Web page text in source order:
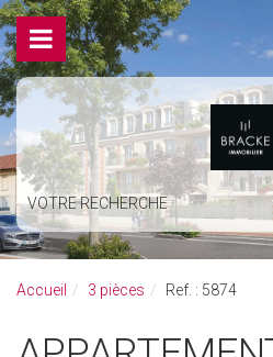
VOTRE RECHERCHE
Accueil 3 pièces Ref. : 5874